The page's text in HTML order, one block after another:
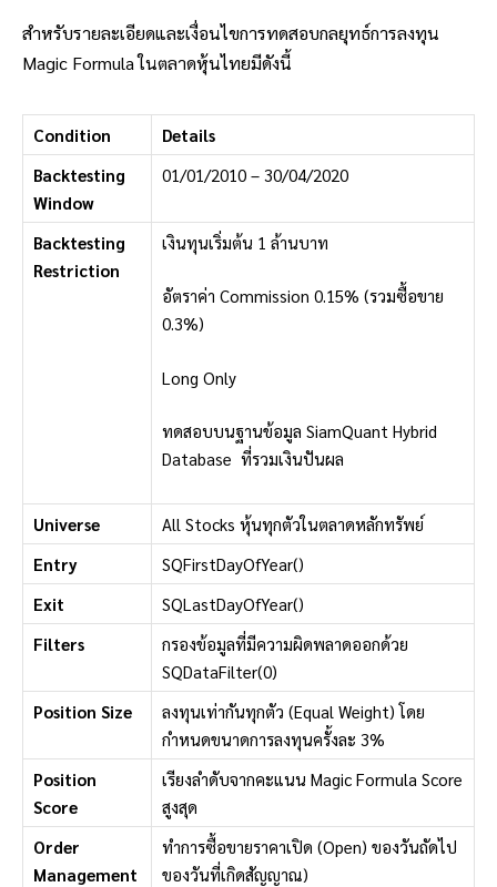
สำหรับรายละเอียดและเงื่อนไขการทดสอบกลยุทธ์การลงทุน
Magic Formula ในตลาดหุ้นไทยมีดังนี้
Condition
Details
Backtesting
Window
01/01/2010 – 30/04/2020
Backtesting
Restriction
เงินทุนเริ่มต้น 1 ล้านบาท
อัตราค่า Commission 0.15% (รวมซื้อขาย
0.3%)
Long Only
ทดสอบบนฐานข้อมูล SiamQuant Hybrid
Database ที่รวมเงินปันผล
Universe
All Stocks หุ้นทุกตัวในตลาดหลักทรัพย์
Entry
SQFirstDayOfYear()
Exit
SQLastDayOfYear()
Filters
กรองข้อมูลที่มีความผิดพลาดออกด้วย
SQDataFilter(0)
Position Size
ลงทุนเท่ากันทุกตัว (Equal Weight) โดย
กำหนดขนาดการลงทุนครั้งละ 3%
Position
Score
เรียงลำดับจากคะแนน Magic Formula Score
สูงสุด
Order
Management
ทำการซื้อขายราคาเปิด (Open) ของวันถัดไป
ของวันที่เกิดสัญญาณ)